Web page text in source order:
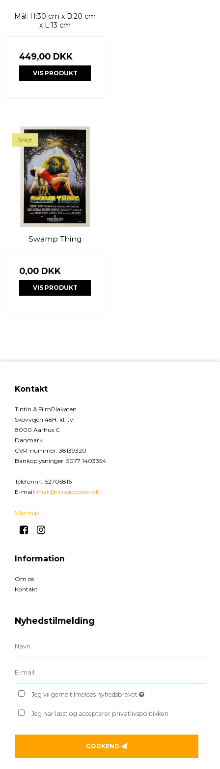
Mål: H:30 cm x B:20 cm
x L:13 cm
449,00 DKK
VIS PRODUKT
Solgt
Swamp Thing
0,00 DKK
VIS PRODUKT
Kontakt
Tintin & FilmPlakaten
Skovvejen 46H, kl. tv.
8000 Aarhus C
Danmark
CVR-nummer: 38139320
Bankoplysninger: 5077 1403354
Telefonnr.: 52705816
E-mail: mail@classicposter.dk
Sitemap
Information
Om os
Kontakt
Nyhedstilmelding
Jeg vil gerne tilmeldes nyhedsbrevet
Jeg har læst og accepterer privatlivspolitikken.
GODKEND